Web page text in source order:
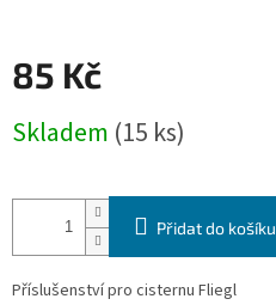
85 Kč
cena:
Skladem (15 ks)
Přidat do košíku
Příslušenství pro cisternu Fliegl